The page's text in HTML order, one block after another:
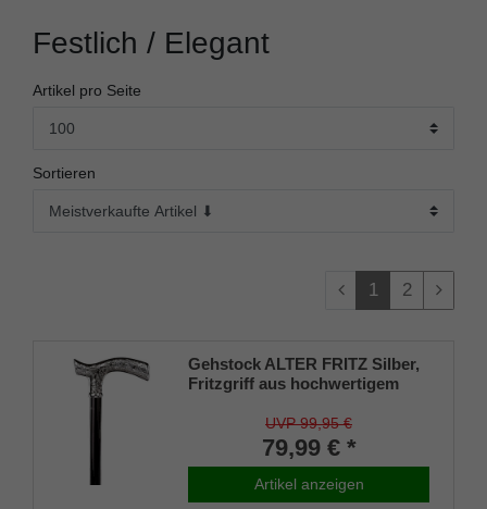
Festlich / Elegant
Artikel pro Seite
Sortieren
1 2
Gehstock ALTER FRITZ Silber,
Fritzgriff aus hochwertigem
aus stabilem Leichtmetall mit
Chromring, höhenverstellbar,
inklusiv Gummipuffer.
UVP 99,95 €
79,99 € *
Artikel anzeigen